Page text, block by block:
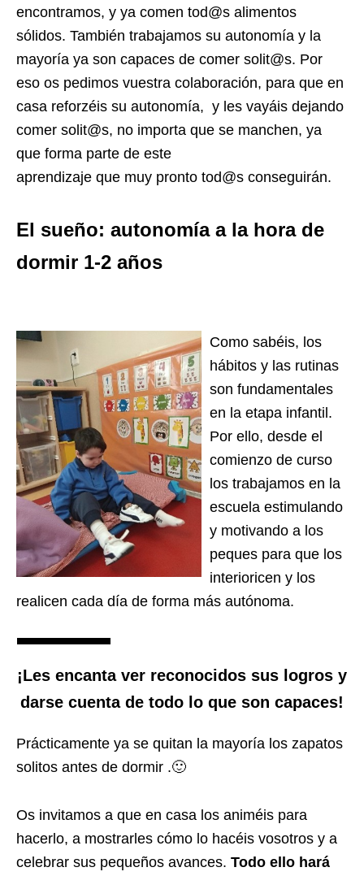
encontramos, y ya comen tod@s alimentos
sólidos. También trabajamos su autonomía y la
mayoría ya son capaces de comer solit@s. Por
eso os pedimos vuestra colaboración, para que en
casa reforzéis su autonomía, y les vayáis dejando
comer solit@s, no importa que se manchen, ya
que forma parte de este
aprendizaje que muy pronto tod@s conseguirán.
El sueño: autonomía a la hora de
dormir 1-2 años
Como sabéis, los
hábitos y las rutinas
son fundamentales
en la etapa infantil.
Por ello, desde el
comienzo de curso
los trabajamos en la
escuela estimulando
y motivando a los
peques para que los
interioricen y los
realicen cada día de forma más autónoma.
¡Les encanta ver reconocidos sus logros y
darse cuenta de todo lo que son capaces!
Prácticamente ya se quitan la mayoría los zapatos
solitos antes de dormir .🙂
Os invitamos a que en casa los animéis para
hacerlo, a mostrarles cómo lo hacéis vosotros y a
celebrar sus pequeños avances. Todo ello hará